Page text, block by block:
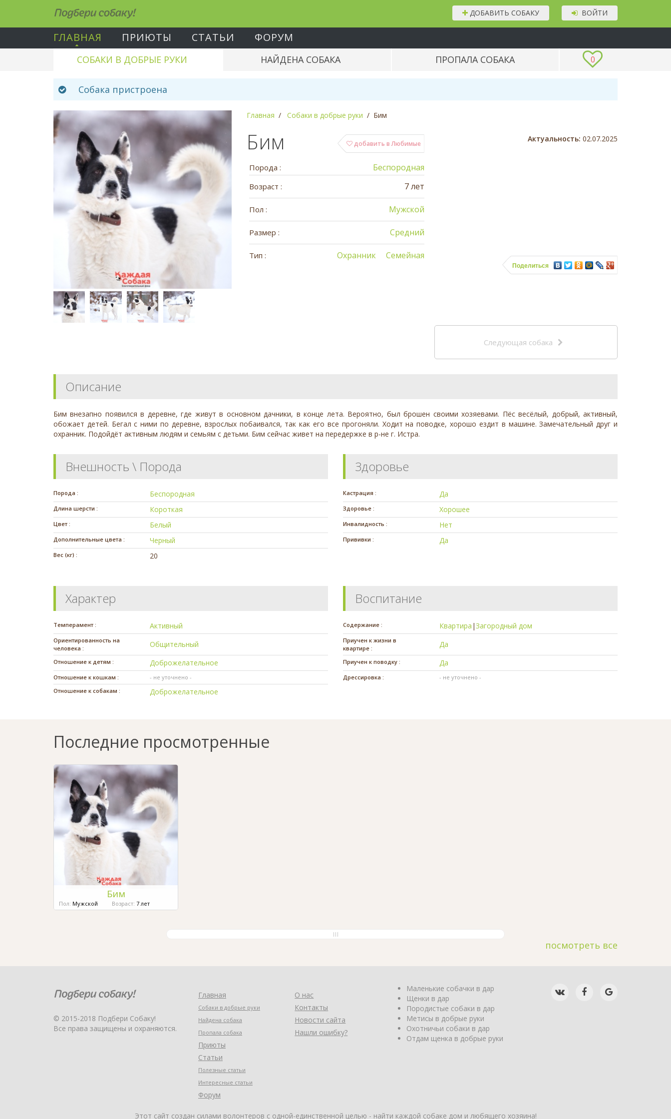
Подбери собаку! ВОЙТИ
ДОБАВИТЬ СОБАКУ
ГЛАВНАЯ ПРИЮТЫ СТАТЬИ ФОРУМ
0
СОБАКИ В ДОБРЫЕ РУКИ НАЙДЕНА СОБАКА ПРОПАЛА СОБАКА
Собака пристроена
Главная Собаки в добрые руки Бим
добавить в Любимые
Бим
Порода : Беспородная
Возраст : 7 лет
Пол : Мужской
Размер : Средний
Тип : Семейная
Охранник
Актуальность: 02.07.2025
Поделиться
Следующая собака
Описание
Бим внезапно появился в деревне, где живут в основном дачники, в конце лета. Вероятно, был брошен своими хозяевами. Пёс весёлый, добрый, активный,
обожает детей. Бегал с ними по деревне, взрослых побаивался, так как его все прогоняли. Ходит на поводке, хорошо ездит в машине. Замечательный друг и
охранник. Подойдёт активным людям и семьям с детьми. Бим сейчас живет на передержке в р-не г. Истра.
Внешность \ Порода
Порода : Беспородная
Длина шерсти : Короткая
Цвет : Белый
Дополнительные цвета : Черный
Вес (кг) : 20
Здоровье
Кастрация : Да
Здоровье : Хорошее
Инвалидность : Нет
Прививки : Да
Характер
Темперамент : Активный
Ориентированность на
человека :
Общительный
Отношение к детям : Доброжелательное
Отношение к кошкам :
- не уточнено -
Отношение к собакам :
Доброжелательное
Воспитание
Содержание : Квартира |Загородный дом
Приучен к жизни в
квартире :
Да
Приучен к поводку : Да
Дрессировка : - не уточнено -
Последние просмотренные
Бим
Пол: Мужской Возраст: 7 лет
посмотреть все
© 2015-2018 Подбери Собаку!
Все права защищены и охраняются.
Главная
Собаки в добрые руки
Найдена собака
Пропала собака
Приюты
Статьи
Полезные статьи
Интересные статьи
Форум
О нас
Контакты
Новости сайта
Нашли ошибку?
Маленькие собачки в дар
Щенки в дар
Породистые собаки в дар
Метисы в добрые руки
Охотничьи собаки в дар
Отдам щенка в добрые руки
Этот сайт создан силами волонтеров с одной-единственной целью - найти каждой собаке дом и любящего хозяина!